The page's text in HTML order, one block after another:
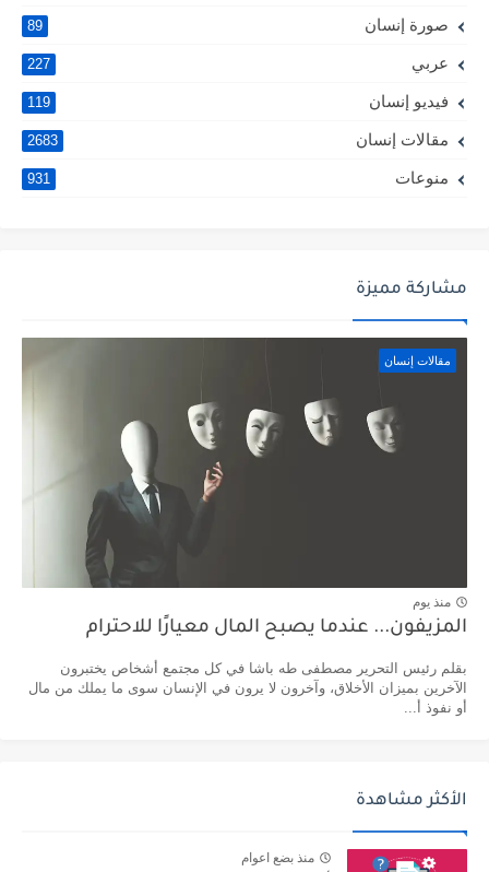
صورة إنسان 89
عربي 227
فيديو إنسان 119
مقالات إنسان 2683
منوعات 931
مشاركة مميزة
مقالات إنسان
منذ يوم
المزيفون... عندما يصبح المال معيارًا للاحترام
بقلم رئيس التحرير مصطفى طه باشا في كل مجتمع أشخاص يختبرون
الآخرين بميزان الأخلاق، وآخرون لا يرون في الإنسان سوى ما يملك من مال
أو نفوذ أ...
الأكثر مشاهدة
منذ بضع اعوام